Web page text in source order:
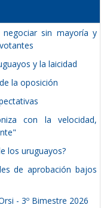
sin mayoría y
y la laicidad
la oposición
con la velocidad,
los uruguayos?
de aprobación bajos
- 3º Bimestre 2026